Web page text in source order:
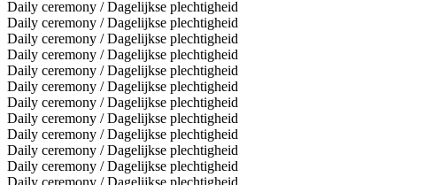
Daily ceremony / Dagelijkse plechtigheid
Daily ceremony / Dagelijkse plechtigheid
Daily ceremony / Dagelijkse plechtigheid
Daily ceremony / Dagelijkse plechtigheid
Daily ceremony / Dagelijkse plechtigheid
Daily ceremony / Dagelijkse plechtigheid
Daily ceremony / Dagelijkse plechtigheid
Daily ceremony / Dagelijkse plechtigheid
Daily ceremony / Dagelijkse plechtigheid
Daily ceremony / Dagelijkse plechtigheid
Daily ceremony / Dagelijkse plechtigheid
Daily ceremony / Dagelijkse plechtigheid